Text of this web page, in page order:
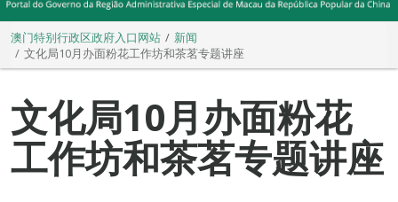
澳门特别行政区政府入口网站
新闻
文化局10月办面粉花工作坊和茶茗专题讲座
文化局10月办面粉花
工作坊和茶茗专题讲座